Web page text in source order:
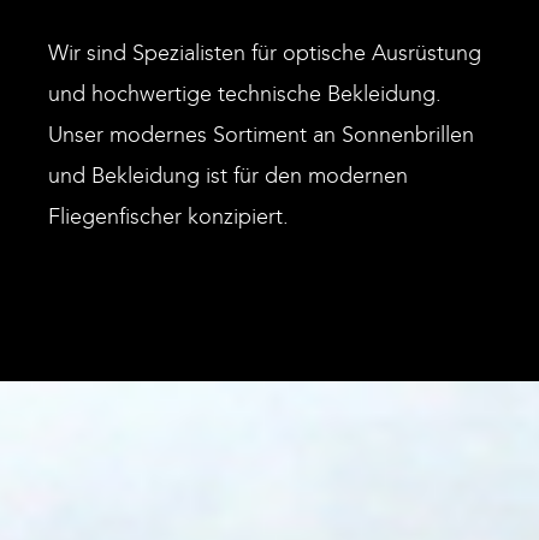
Wir sind Spezialisten für optische Ausrüstung
und hochwertige technische Bekleidung.
Unser modernes Sortiment an Sonnenbrillen
und Bekleidung ist für den modernen
Fliegenfischer konzipiert.